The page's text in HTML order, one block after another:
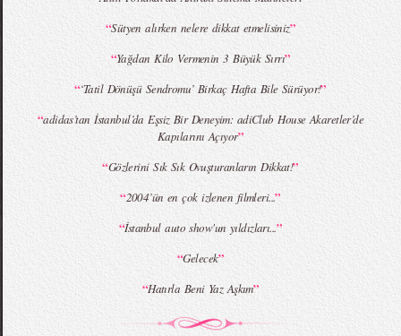
MBFWI - Giray Sepin 2015 Yaz Koleksiyonu MBFWI - Burçe Bekrek 2015 Yaz Koleksiyonu
“Sütyen alırken nelere dikkat etmelisiniz”
“Yağdan Kilo Vermenin 3 Büyük Sırrı”
“‘Tatil Dönüşü Sendromu’ Birkaç Hafta Bile Sürüyor!”
“adidas’tan İstanbul’da Eşsiz Bir Deneyim: adiClub House Akaretler’de
Kapılarını Açıyor”
“Gözlerini Sık Sık Ovuşturanların Dikkat!”
“2004’ün en çok izlenen filmleri...”
“İstanbul auto show'un yıldızları...”
“Gelecek”
“Hatırla Beni Yaz Aşkım”